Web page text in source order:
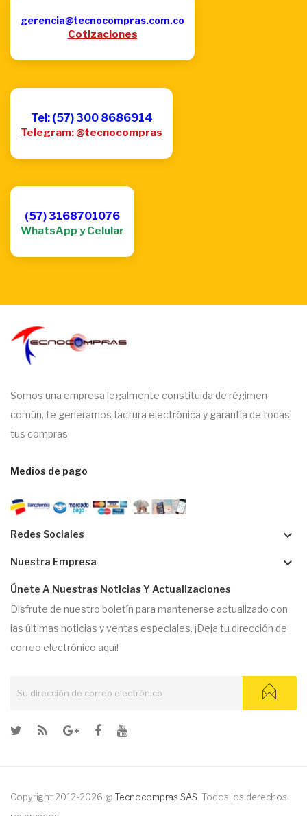
gerencia@tecnocompras.com.co
Cotizaciones
Tel: (57) 300 8686914
Telegram: @tecnocompras
(57) 3168701076
WhatsApp y Celular
Somos una empresa legalmente constituida de régimen
común, te generamos factura electrónica y garantía de todas
tus compras
Medios de pago
Redes Sociales keyboard_arrow_down
Nuestra Empresa keyboard_arrow_down
Únete A Nuestras Noticias Y Actualizaciones
Disfrute de nuestro boletín para mantenerse actualizado con
las últimas noticias y ventas especiales. ¡Deja tu dirección de
correo electrónico aquí!
Copyright 2012-2026 @ Tecnocompras SAS. Todos los derechos